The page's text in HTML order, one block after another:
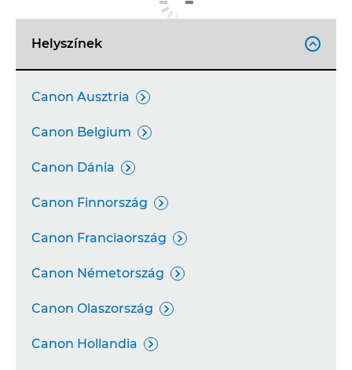
Helyszínek 
Canon Ausztria 
Canon Belgium 
Canon Dánia 
Canon Finnország 
Canon Franciaország 
Canon Németország 
Canon Olaszország 
Canon Hollandia 